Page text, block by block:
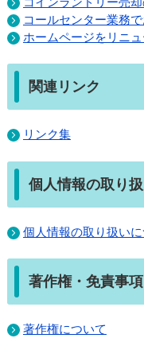
コールセンター業務
ホームページをリニュ
関連リンク
リンク集
個人情報の取り
個人情報の取り扱い
著作権・免責事項
著作権について